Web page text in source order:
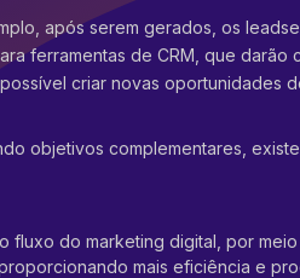
após serem gerados, os leads
ferramentas de CRM, que
criar novas oportunidades
objetivos complementares,
fluxo do marketing digital, por
mais eficiência e